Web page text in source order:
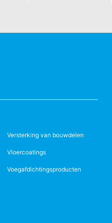
Versterking van bouwdelen
Vloercoatings
Voegafdichtingsproducten